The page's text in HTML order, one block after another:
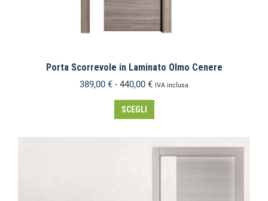
Porta Scorrevole in Laminato Olmo Cenere
389,00 € - 440,00 € IVA inclusa
SCEGLI